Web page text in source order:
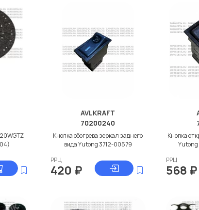
с гарантией от
AVLKRAFT
70200240
Кнопка обогрева зеркал заднего
вида Yutong 3712-00579
РРЦ
420 ₽
Кнопка
РРЦ
568 ₽